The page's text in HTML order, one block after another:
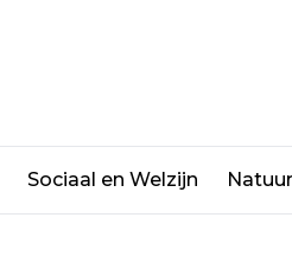
Sociaal en Welzijn Natuur